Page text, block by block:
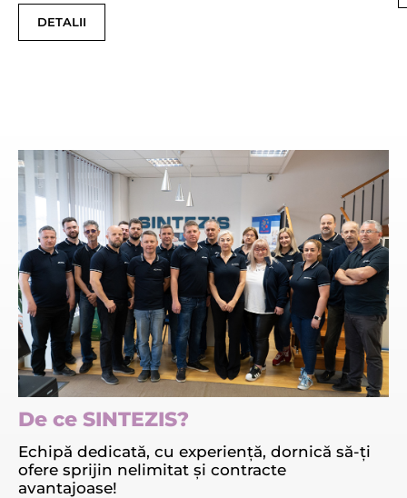
DETALII
De ce SINTEZIS?
Echipă dedicată, cu experiență, dornică să-ți
ofere sprijin nelimitat și contracte
avantajoase!